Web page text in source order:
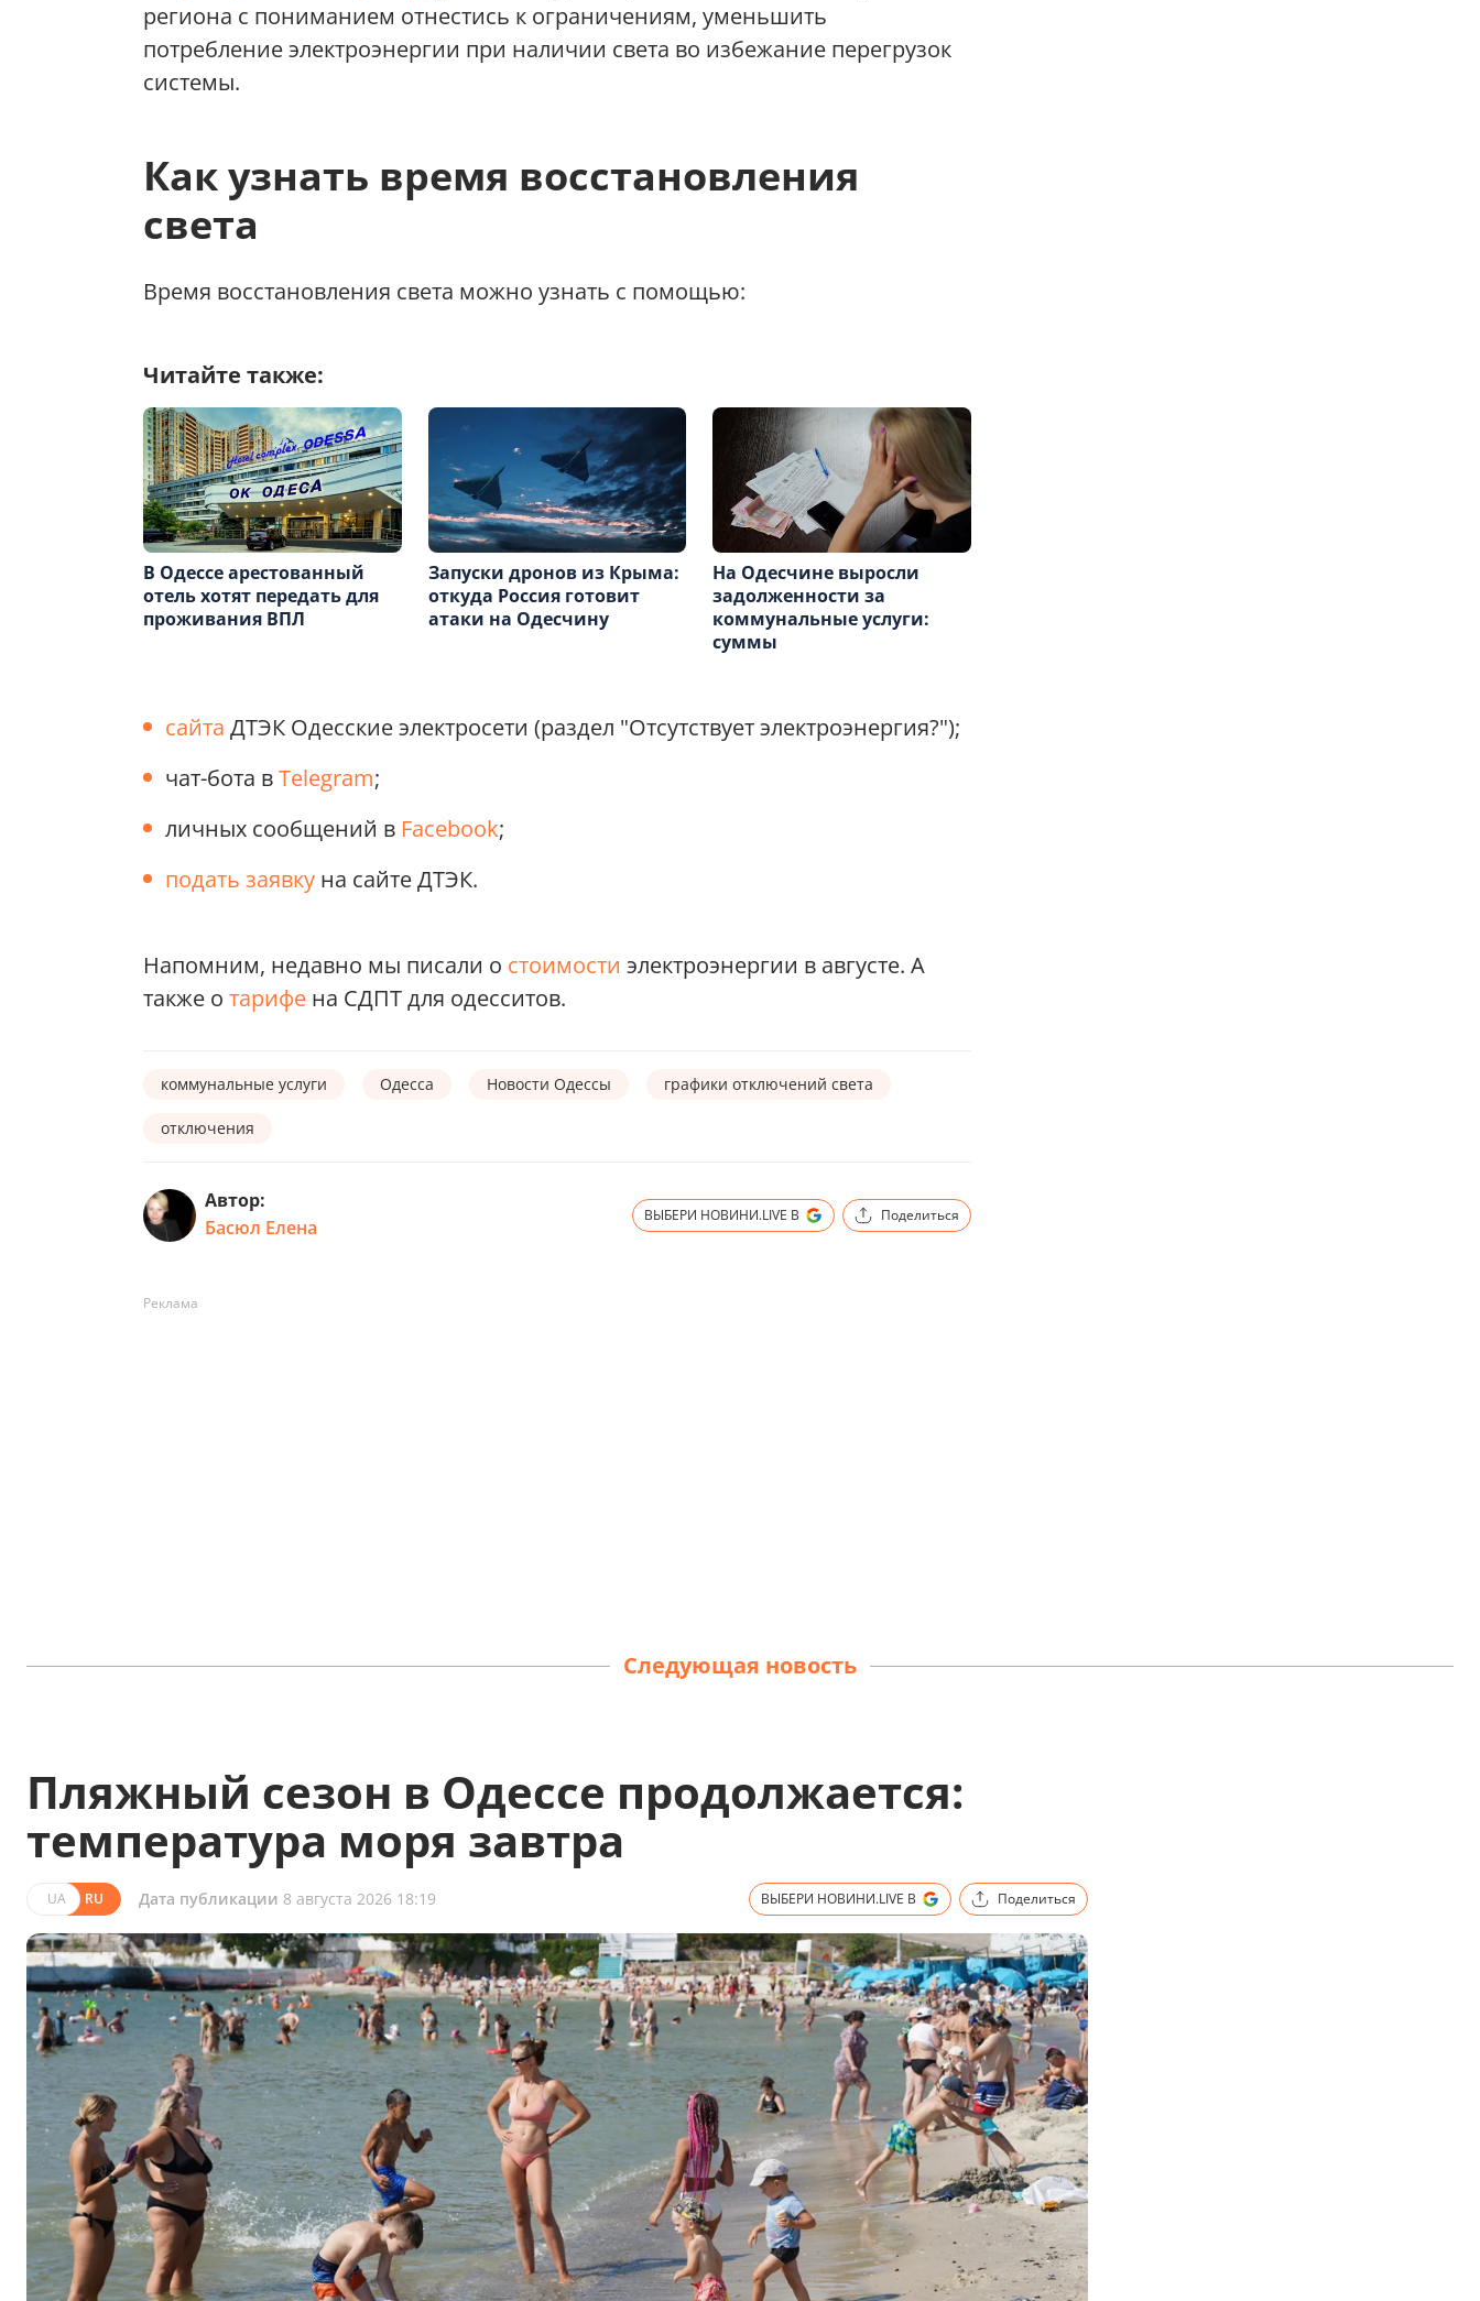
региона с пониманием отнестись к ограничениям, уменьшить
потребление электроэнергии при наличии света во избежание перегрузок
системы.
Как узнать время восстановления
света
Время восстановления света можно узнать с помощью:
Читайте также:
В Одессе арестованный
отель хотят передать для
проживания ВПЛ
Запуски дронов из Крыма:
откуда Россия готовит
атаки на Одесчину
На Одесчине выросли
задолженности за
коммунальные услуги:
суммы
сайта ДТЭК Одесские электросети (раздел "Отсутствует электроэнергия?");
чат-бота вTelegram;
личных сообщений в Facebook;
подать заявку на сайте ДТЭК.
Напомним, недавно мы писали о стоимости электроэнергии в августе. А
также о тарифе на СДПТ для одесситов.
коммунальные услуги Одесса Новости Одессы графики отключений света
отключения
Автор:
Басюл Елена
ВЫБЕРИ НОВИНИ.LIVE В Поделиться
Реклама
Следующая новость
Пляжный сезон в Одессе продолжается:
температура моря завтра
UA RU Дата публикации 8 августа 2026 18:19 ВЫБЕРИ НОВИНИ.LIVE В Поделиться